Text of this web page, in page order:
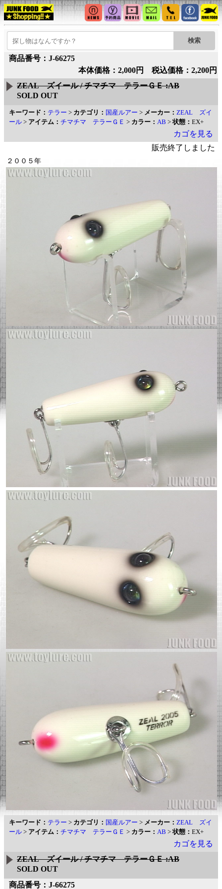
商品番号：J-66275
本体価格：2,000円 税込価格：2,200円
ZEAL ズイール / チマチマ テラーＧＥ :AB
SOLD OUT
キーワード： テラー > カテゴリ： 国産ルアー > メーカー： ZEAL ズイ
ール > アイテム： チマチマ テラーＧＥ > カラー： AB >状態： EX+
カゴを見る
販売終了しました
２００５年
キーワード： テラー > カテゴリ： 国産ルアー > メーカー： ZEAL ズイ
ール > アイテム： チマチマ テラーＧＥ > カラー： AB >状態： EX+
カゴを見る
ZEAL ズイール / チマチマ テラーＧＥ :AB
SOLD OUT
商品番号：J-66275